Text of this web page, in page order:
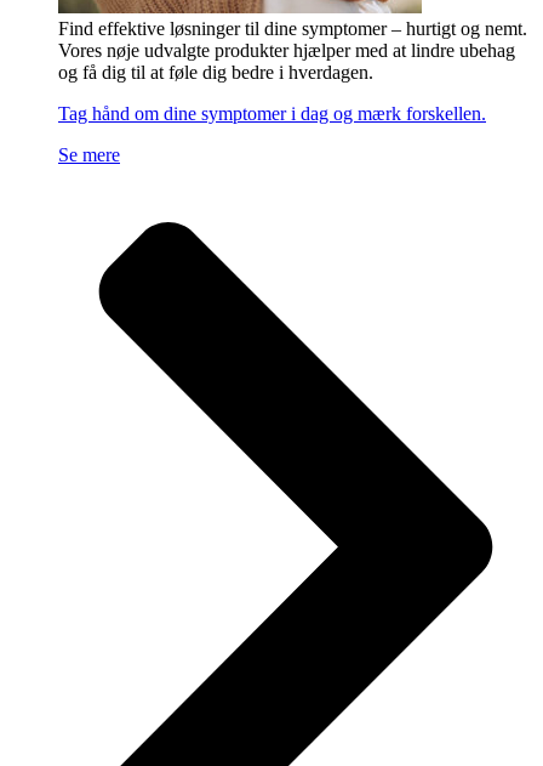
Find effektive løsninger til dine symptomer – hurtigt og nemt.
Vores nøje udvalgte produkter hjælper med at lindre ubehag
og få dig til at føle dig bedre i hverdagen.
Tag hånd om dine symptomer i dag og mærk forskellen.
Se mere